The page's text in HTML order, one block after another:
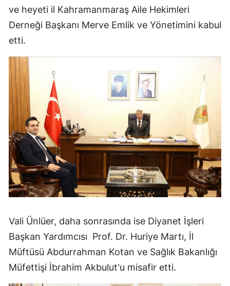
ve heyeti il Kahramanmaraş Aile Hekimleri
Derneği Başkanı Merve Emlik ve Yönetimini kabul
etti.
Vali Ünlüer, daha sonrasında ise Diyanet İşleri
Başkan Yardımcısı Prof. Dr. Huriye Martı, İl
Müftüsü Abdurrahman Kotan ve Sağlık Bakanlığı
Müfettişi İbrahim Akbulut'u misafir etti.